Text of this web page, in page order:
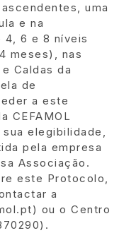
uma
e na
4, 6 e 8 níveis
meses), nas
Caldas da
de
a este
CEFAMOL
elegibilidade,
pela empresa
Associação.
este Protocolo,
a
ou o Centro